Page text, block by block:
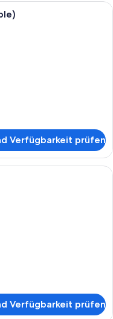
Schlafzimmer mit
Verfügbarkeit prüfen
Hotelzimmer mit Bett,
Verfügbarkeit prüfen